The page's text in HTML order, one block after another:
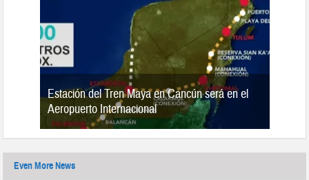
Estación del Tren Maya en Cancún será en el
Aeropuerto Internacional
Even More News